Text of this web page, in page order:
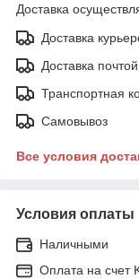
Доставка
Доставка
Доставка почтой
Транспортная
Самовывоз
Все условия
Условия оплаты
Наличными
Оплата на счет